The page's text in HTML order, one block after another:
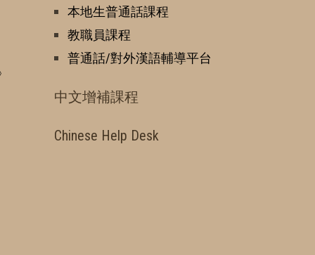
本地生普通話課程
教職員課程
普通話/對外漢語輔導平台
中文增補課程
Chinese Help Desk